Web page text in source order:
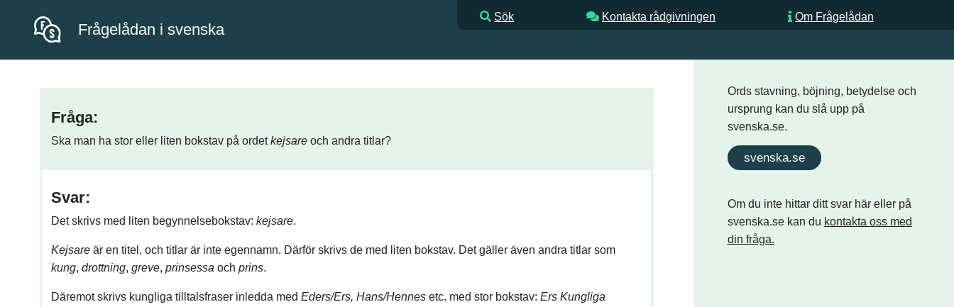
Frågelådan i svenska
Sök Kontakta rådgivningen Om Frågelådan
Fråga:
Ska man ha stor eller liten bokstav på ordetkejsareoch andra titlar?
Svar:
Det skrivs med liten begynnelsebokstav: kejsare.
Kejsare är en titel, och titlar är inte egennamn. Därför skrivs de med liten bokstav. Det gäller även andra titlar som
kung, drottning, greve, prinsessa och prins.
Däremot skrivs kungliga tilltalsfraser inledda med Eders/Ers, Hans/Hennesetc. med stor bokstav: Ers Kungliga
Ords stavning, böjning, betydelse och
ursprung kan du slå upp på
svenska.se.
svenska.se
Om du inte hittar ditt svar här eller på
svenska.se kan du kontakta oss med
din fråga.